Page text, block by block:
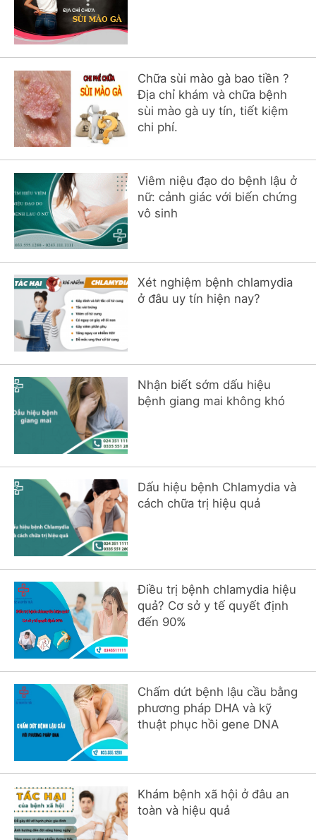
Chữa sùi mào gà bao tiền ?
Địa chỉ khám và chữa bệnh
sùi mào gà uy tín, tiết kiệm
chi phí.
Viêm niệu đạo do bệnh lậu ở
nữ: cảnh giác với biến chứng
vô sinh
Xét nghiệm bệnh chlamydia
ở đâu uy tín hiện nay?
Nhận biết sớm dấu hiệu
bệnh giang mai không khó
Dấu hiệu bệnh Chlamydia và
cách chữa trị hiệu quả
Điều trị bệnh chlamydia hiệu
quả? Cơ sở y tế quyết định
đến 90%
Chấm dứt bệnh lậu cầu bằng
phương pháp DHA và kỹ
thuật phục hồi gene DNA
Khám bệnh xã hội ở đâu an
toàn và hiệu quả